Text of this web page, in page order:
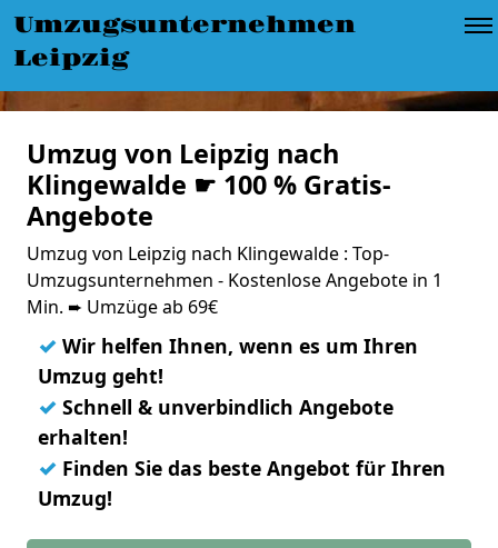
Umzugsunternehmen
Leipzig
Umzug von Leipzig nach
Klingewalde ☛ 100 % Gratis-
Angebote
Umzug von Leipzig nach Klingewalde : Top-
Umzugsunternehmen - Kostenlose Angebote in 1
Min. ➨ Umzüge ab 69€
✓ Wir helfen Ihnen, wenn es um Ihren
Umzug geht!
✓ Schnell & unverbindlich Angebote
erhalten!
✓ Finden Sie das beste Angebot für Ihren
Umzug!